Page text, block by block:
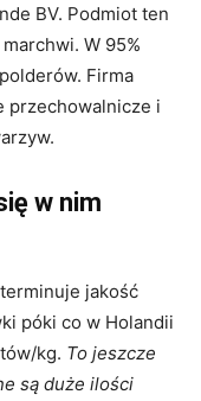
BV. Podmiot ten
W 95%
Firma
przechowalnicze i
w nim
jakość
póki co w Holandii
kg. To jeszcze
są duże ilości